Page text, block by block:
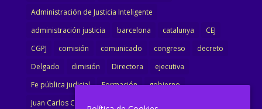
Administración de Justicia Inteligente
administración justicia
barcelona catalunya
CEJ
CGPJ
comisión comunicado congreso
decreto
Delgado
dimisión Directora
ejecutiva
Fe pública judicial
Formación
gobierno
Juan Carlos Campo